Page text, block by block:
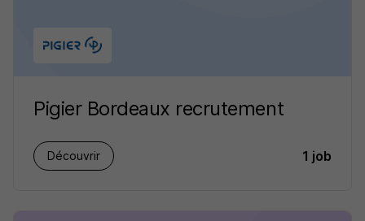
Pigier Bordeaux recrutement
Découvrir 1 job